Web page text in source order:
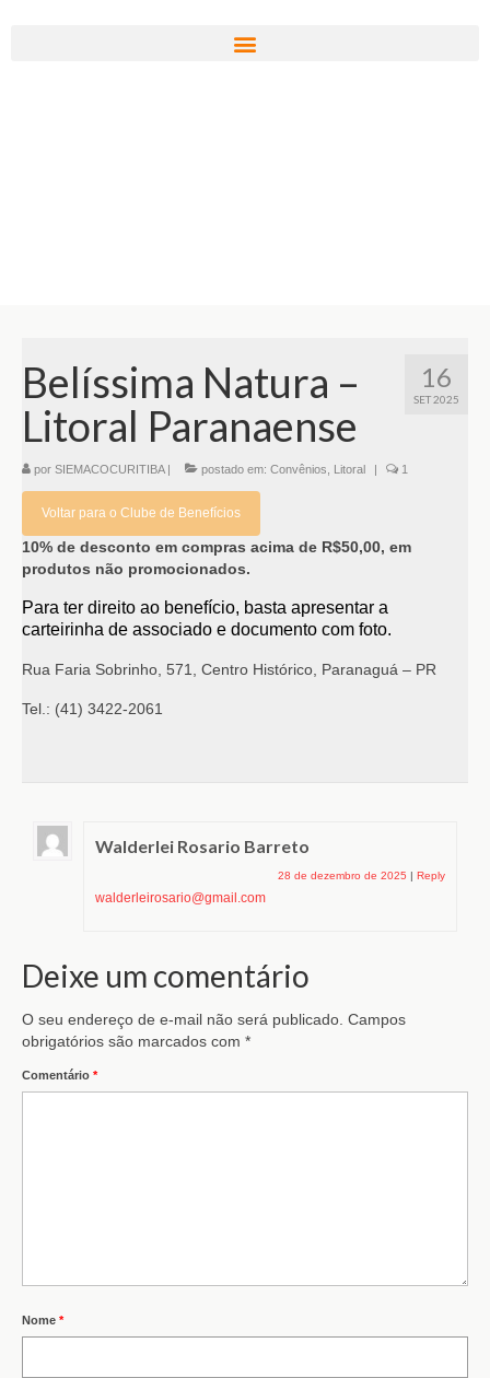
16
SET 2025
Belíssima Natura –
Litoral Paranaense
por SIEMACOCURITIBA| postado em: Convênios Litoral | 1
Voltar para o Clube de Benefícios
10% de desconto em compras acima de R$50,00, em
produtos não promocionados.
Para ter direito ao benefício, basta apresentar a
carteirinha de associado e documento com foto.
Rua Faria Sobrinho, 571, Centro Histórico, Paranaguá – PR
Tel.: (41) 3422-2061
Walderlei Rosario Barreto
28 de dezembro de 2025 | Reply
walderleirosario@gmail.com
Deixe um comentário
O seu endereço de e-mail não será publicado. Campos
obrigatórios são marcados com *
Comentário *
Nome *